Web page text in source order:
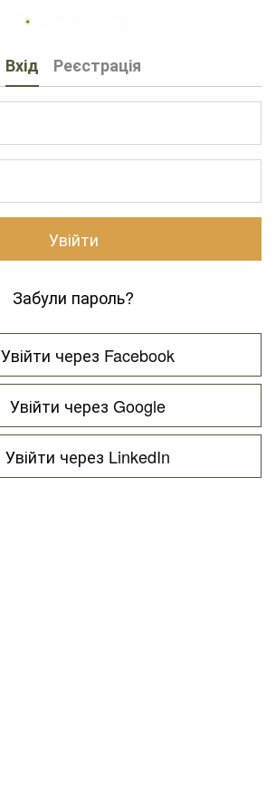
Вхід Реєстрація
Увійти
Забули пароль?
Увійти через Facebook
Увійти через Google
Увійти через LinkedIn